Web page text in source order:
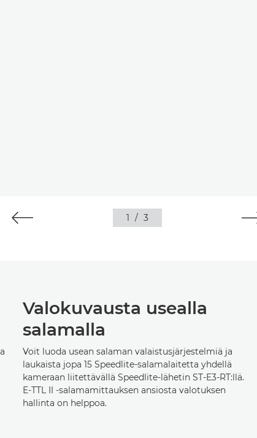
1 / 3
Valokuvausta usealla
salamalla
Voit luoda usean salaman valaistusjärjestelmiä ja
laukaista jopa 15 Speedlite-salamalaitetta yhdellä
kameraan liitettävällä Speedlite-lähetin ST-E3-RT:llä.
E-TTL II -salamamittauksen ansiosta valotuksen
hallinta on helppoa.